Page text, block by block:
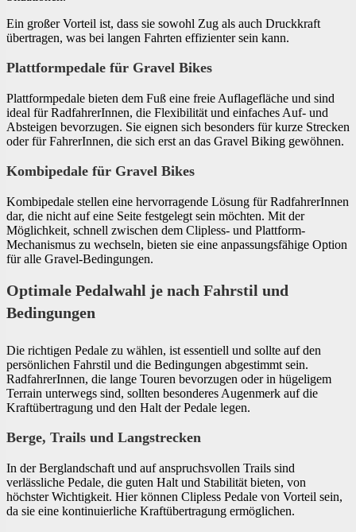
Ein großer Vorteil ist, dass sie sowohl Zug als auch Druckkraft
übertragen, was bei langen Fahrten effizienter sein kann.
Plattformpedale für Gravel Bikes
Plattformpedale bieten dem Fuß eine freie Auflagefläche und sind
ideal für RadfahrerInnen, die Flexibilität und einfaches Auf- und
Absteigen bevorzugen. Sie eignen sich besonders für kurze Strecken
oder für FahrerInnen, die sich erst an das Gravel Biking gewöhnen.
Kombipedale für Gravel Bikes
Kombipedale stellen eine hervorragende Lösung für RadfahrerInnen
dar, die nicht auf eine Seite festgelegt sein möchten. Mit der
Möglichkeit, schnell zwischen dem Clipless- und Plattform-
Mechanismus zu wechseln, bieten sie eine anpassungsfähige Option
für alle Gravel-Bedingungen.
Optimale Pedalwahl je nach Fahrstil und
Bedingungen
Die richtigen Pedale zu wählen, ist essentiell und sollte auf den
persönlichen Fahrstil und die Bedingungen abgestimmt sein.
RadfahrerInnen, die lange Touren bevorzugen oder in hügeligem
Terrain unterwegs sind, sollten besonderes Augenmerk auf die
Kraftübertragung und den Halt der Pedale legen.
Berge, Trails und Langstrecken
In der Berglandschaft und auf anspruchsvollen Trails sind
verlässliche Pedale, die guten Halt und Stabilität bieten, von
höchster Wichtigkeit. Hier können Clipless Pedale von Vorteil sein,
da sie eine kontinuierliche Kraftübertragung ermöglichen.